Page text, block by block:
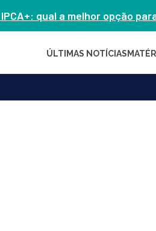
qual a melhor opção
ÚLTIMAS NOTÍCIAS